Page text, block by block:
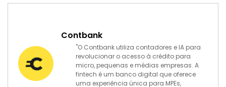
Contbank
"O Contbank utiliza contadores e IA para
revolucionar o acesso à crédito para
micro, pequenas e médias empresas. A
fintech é um banco digital que oferece
uma experiência única para MPEs,